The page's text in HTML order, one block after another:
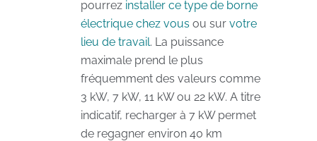
pourrez installer ce type de borne
électrique chez vous ou sur votre
lieu de travail. La puissance
maximale prend le plus
fréquemment des valeurs comme
3 kW, 7 kW, 11 kW ou 22 kW. A titre
indicatif, recharger à 7 kW permet
de regagner environ 40 km